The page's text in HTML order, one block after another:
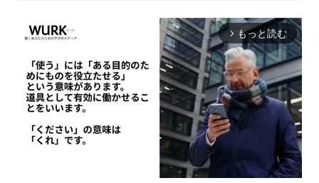
arrow_forward_ios もっと読む